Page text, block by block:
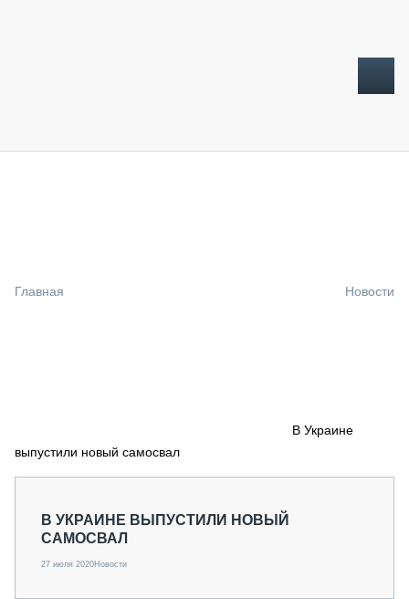
СПЕЦПРОЕКТЫ
О ПРОЕКТЕ
Главная Новости
В Украине
выпустили новый самосвал
В УКРАИНЕ ВЫПУСТИЛИ НОВЫЙ
САМОСВАЛ
27 июля 2020Новости